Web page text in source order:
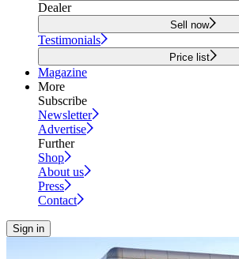
Dealer
Sell now
Testimonials
Price list
Magazine
More
Subscribe
Newsletter
Advertise
Further
Shop
About us
Press
Contact
Sign in